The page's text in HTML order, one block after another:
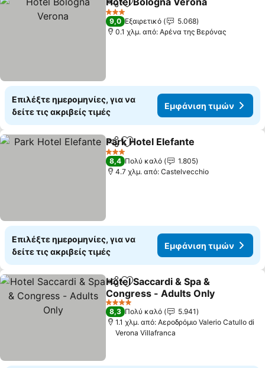
Κοινοποίηση
Προσθήκη στα αγαπημένα
3 Αστέρια
9,0 Εξαιρετικό
5.068
0.1 χλμ. από: Αρένα της Βερόνας
Επιλέξτε ημερομηνίες, για να
δείτε τις ακριβείς τιμές
Εμφάνιση τιμών
Κοινοποίηση
Προσθήκη στα αγαπημένα
Park Hotel Elefante
3 Αστέρια
8,4 Πολύ καλό
1.805
4.7 χλμ. από: Castelvecchio
Επιλέξτε ημερομηνίες, για να
δείτε τις ακριβείς τιμές
Εμφάνιση τιμών
Κοινοποίηση
Προσθήκη στα αγαπημένα
Hotel Saccardi & Spa &
Congress - Adults Only
4 Αστέρια
8,3 Πολύ καλό
5.941
1.1 χλμ. από: Αεροδρόμιο Valerio Catullo di
Verona Villafranca